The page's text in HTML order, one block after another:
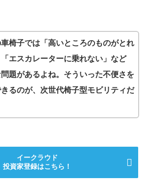
椅子では「高いところのものがとれ
エスカレーターに乗れない」など
題があるよね。そういった不便さを
るのが、次世代椅子型モビリティだ
イークラウド
投資家登録はこちら！